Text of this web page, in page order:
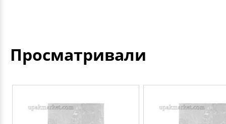
Просматривали